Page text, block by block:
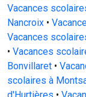
Vacances
Nancroix •
Vacances
• Vacances
Bonvillaret •
scolaires à